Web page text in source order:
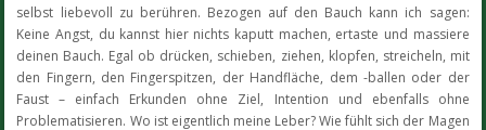
selbst liebevoll zu berühren. Bezogen auf den Bauch kann ich sagen:
Keine Angst, du kannst hier nichts kaputt machen, ertaste und massiere
deinen Bauch. Egal ob drücken, schieben, ziehen, klopfen, streicheln, mit
den Fingern, den Fingerspitzen, der Handfläche, dem -ballen oder der
Faust – einfach Erkunden ohne Ziel, Intention und ebenfalls ohne
Problematisieren. Wo ist eigentlich meine Leber? Wie fühlt sich der Magen